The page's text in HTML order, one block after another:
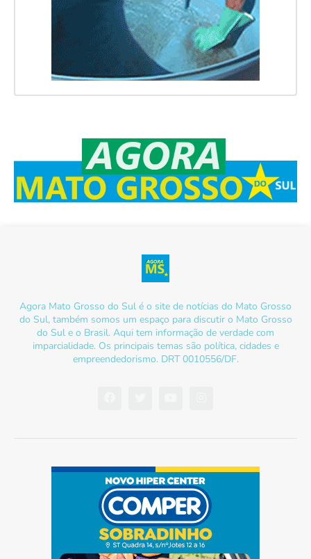
Agora Mato Grosso do Sul é o site de notícias do Mato Grosso
do Sul, também somos um espaço para discutir o Mato Grosso
do Sul e o Brasil. Aqui tem informação de verdade com
imparcialidade. Os principais temas são política, cidades e
empreendedorismo. DRT 0010556/DF.